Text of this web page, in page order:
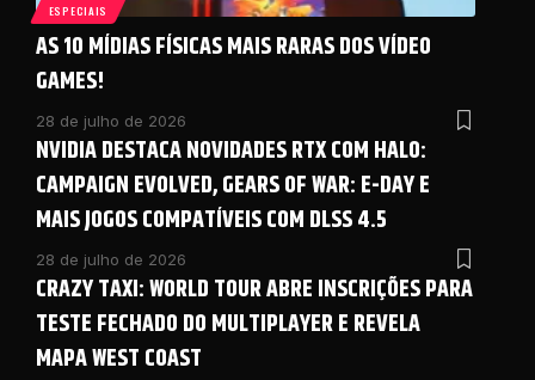
ESPECIAIS
AS 10 MÍDIAS FÍSICAS MAIS RARAS DOS VÍDEO
GAMES!
28 de julho de 2026
NVIDIA DESTACA NOVIDADES RTX COM HALO:
CAMPAIGN EVOLVED, GEARS OF WAR: E-DAY E
MAIS JOGOS COMPATÍVEIS COM DLSS 4.5
28 de julho de 2026
CRAZY TAXI: WORLD TOUR ABRE INSCRIÇÕES PARA
TESTE FECHADO DO MULTIPLAYER E REVELA
MAPA WEST COAST